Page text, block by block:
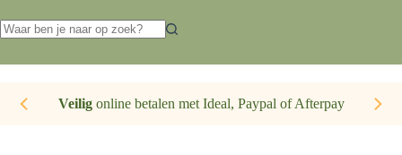
resultaten
Veiligonline betalen met Ideal, Paypal of Afterpay